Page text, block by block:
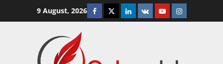
9 August, 2026 Facebook
TwitterLinkedin
VK YoutubeInstagram